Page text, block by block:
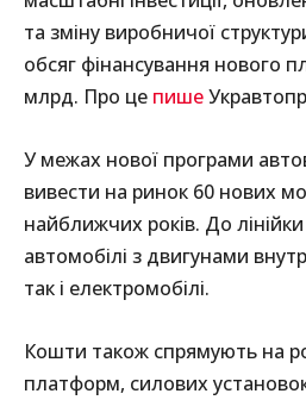
та зміну виробничої
обсяг фінансування нового
млрд. Про це пише
У межах нової програми
вивести на ринок 60 нових
найближчих років. До лінійки
автомобілі з двигунами
так і електромобілі.
Кошти також спрямують на
платформ, силових